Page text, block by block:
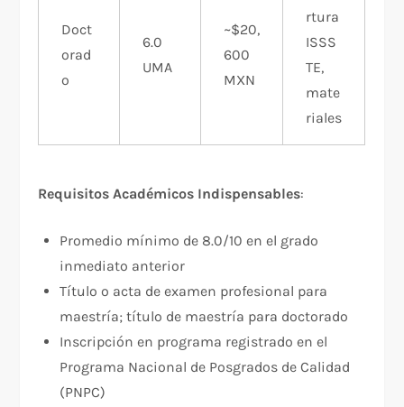
Doct
orad
o
6.0
UMA
~$20,
600
MXN
rtura
ISSS
TE,
mate
riales
Requisitos Académicos Indispensables:​
Promedio mínimo de 8.0/10 en el grado
inmediato anterior
Título o acta de examen profesional para
maestría; título de maestría para doctorado
Inscripción en programa registrado en el
Programa Nacional de Posgrados de Calidad
(PNPC)